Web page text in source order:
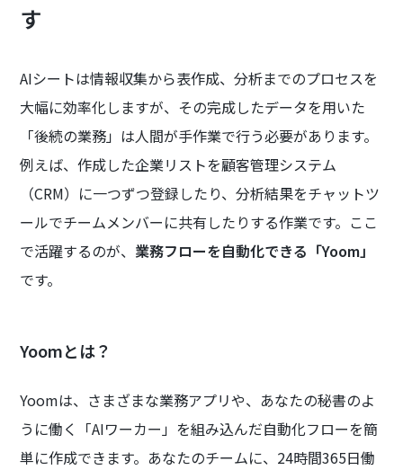
す
AIシートは情報収集から表作成、分析までのプロセスを
大幅に効率化しますが、その完成したデータを用いた
「後続の業務」は人間が手作業で行う必要があります。
例えば、作成した企業リストを顧客管理システム
（CRM）に一つずつ登録したり、分析結果をチャットツ
ールでチームメンバーに共有したりする作業です。ここ
で活躍するのが、 業務フローを自動化できる「Yoom」
です。
Yoomとは？
Yoomは、さまざまな業務アプリや、あなたの秘書のよ
うに働く「AIワーカー」を組み込んだ自動化フローを簡
単に作成できます。あなたのチームに、24時間365日働